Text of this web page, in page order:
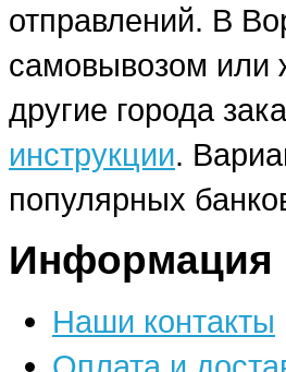
отправлений. В
самовывозом или
другие города
инструкции.
популярных
Информация
Наши контакты